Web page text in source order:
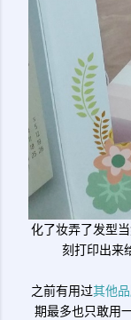
化了妆弄了发型
刻打印出来
之前有用过其他
期最多也只敢用